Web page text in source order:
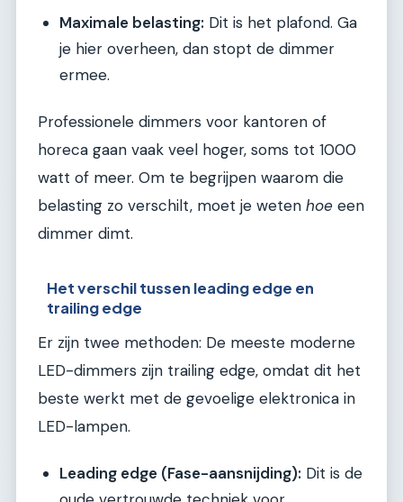
Maximale belasting: Dit is het plafond. Ga
je hier overheen, dan stopt de dimmer
ermee.
Professionele dimmers voor kantoren of
horeca gaan vaak veel hoger, soms tot 1000
watt of meer. Om te begrijpen waarom die
belasting zo verschilt, moet je weten hoe een
dimmer dimt.
Het verschil tussen leading edge en
trailing edge
Er zijn twee methoden: De meeste moderne
LED-dimmers zijn trailing edge, omdat dit het
beste werkt met de gevoelige elektronica in
LED-lampen.
Leading edge (Fase-aansnijding): Dit is de